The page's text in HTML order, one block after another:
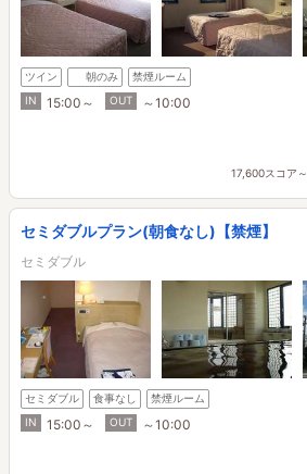
ツイン 朝のみ
禁煙ルーム
IN
15:00～ OUT ～10:00
17,600スコア～
セミダブルプラン(朝食なし)【禁煙】
セミダブル
セミダブル 食事なし
禁煙ルーム
IN
15:00～ OUT ～10:00